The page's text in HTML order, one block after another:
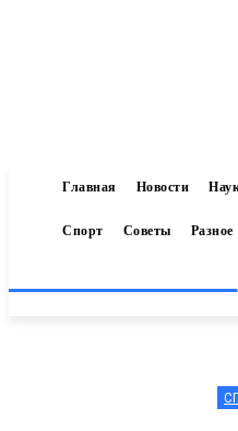
Главная Новости
Спорт Советы Разное